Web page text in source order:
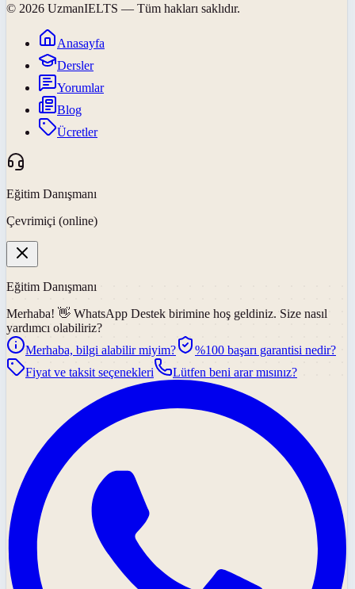
© 2026 UzmanIELTS — Tüm hakları saklıdır.
Anasayfa
Dersler
Yorumlar
Blog
Ücretler
Eğitim Danışmanı
Çevrimiçi (online)
Eğitim Danışmanı
Merhaba! 👋 WhatsApp Destek birimine hoş geldiniz. Size nasıl
yardımcı olabiliriz?
Merhaba, bilgi alabilir miyim?
%100 başarı garantisi nedir?
Fiyat ve taksit seçenekleri
Lütfen beni arar mısınız?